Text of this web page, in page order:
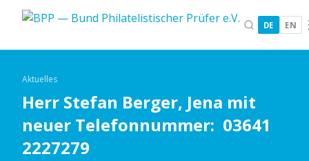
DE EN
Aktuelles
Herr Stefan Berger, Jena mit
neuer Telefonnummer: 03641
2227279